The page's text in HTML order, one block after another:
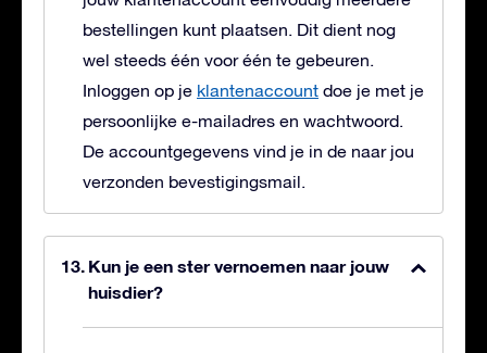
bestellingen kunt plaatsen. Dit dient nog
wel steeds één voor één te gebeuren.
Inloggen op je klantenaccount doe je met je
persoonlijke e-mailadres en wachtwoord.
De accountgegevens vind je in de naar jou
verzonden bevestigingsmail.
Kun je een ster vernoemen naar jouw
huisdier?